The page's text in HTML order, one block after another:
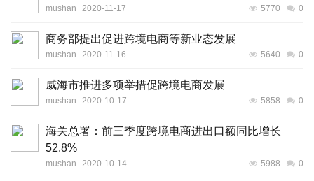
mushan 2020-11-17 5770 0
商务部提出促进跨境电商等新业态发展
mushan 2020-11-16 5640 0
威海市推进多项举措促跨境电商发展
mushan 2020-10-17 5858 0
海关总署：前三季度跨境电商进出口额同比增长
52.8%
mushan 2020-10-14 5988 0